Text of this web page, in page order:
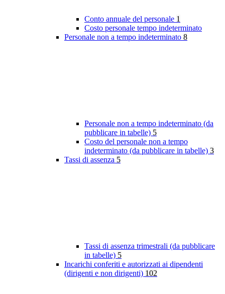
Conto annuale del personale 1
Costo personale tempo indeterminato
Personale non a tempo indeterminato 8
Personale non a tempo indeterminato (da
pubblicare in tabelle) 5
Costo del personale non a tempo
indeterminato (da pubblicare in tabelle) 3
Tassi di assenza 5
Tassi di assenza trimestrali (da pubblicare
in tabelle) 5
Incarichi conferiti e autorizzati ai dipendenti
(dirigenti e non dirigenti) 102